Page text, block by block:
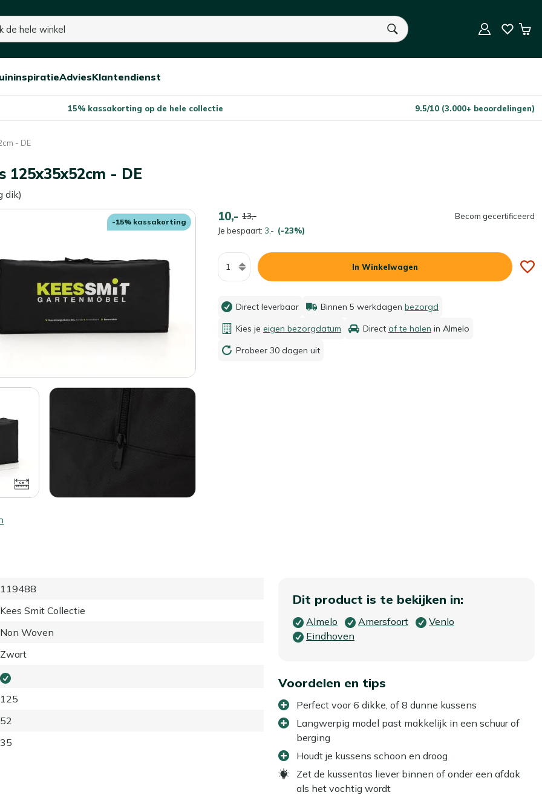
U heeft geen product(en) in uw winkelwagen.
Open/sluitOpen/sluit
Advies
Open/sluit
Klantendienst
15% kassakorting op de hele collectie 9.5/10 (3.000+ beoordelingen)
- DE
125x35x52cm - DE
dik)
-15% kassakorting 10,- 13,-
Je bespaart: 3,- (-23%)
Becom gecertificeerd
Aantal
In Winkelwagen
Aantal
In Winkelwagen
Direct leverbaar Binnen 5 werkdagen bezorgd
Kies je eigen bezorgdatum Direct af te halen in Almelo
Probeer 30 dagen uit
119488
Kees Smit Collectie
Non Woven
Zwart
125
52
35
Dit product is te bekijken in:
Almelo Amersfoort
Venlo
Eindhoven
Voordelen en tips
Perfect voor 6 dikke, of 8 dunne kussens
Langwerpig model past makkelijk in een schuur of
berging
Houdt je kussens schoon en droog
Zet de kussentas liever binnen of onder een afdak
als het vochtig wordt